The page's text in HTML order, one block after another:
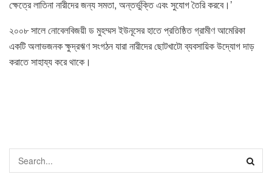
ক্ষেত্রে লাতিনা নারীদের জন্য সমতা, অন্তর্ভুক্তি এবং সুযোগ তৈরি করবে।’
২০০৮ সালে নোবেলবিজয়ী ড মুহম্মস ইউনূসের হাতে প্রতিষ্ঠিত গ্রামীণ আমেরিকা
একটি অলাভজনক ক্ষুদ্রঋণ সংগঠন যারা নারীদের ছোটখাটো ব্যবসায়িক উদ্যোগ দাড়
করাতে সাহায্য করে থাকে।